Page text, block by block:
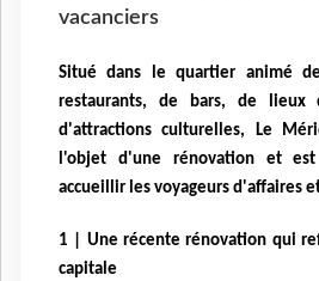
vacanciers
Situé dans le quartier animé
restaurants, de bars, de
d'attractions culturelles, Le
l'objet d'une rénovation et
accueillir les voyageurs d'affaires
1 | Une récente rénovation qui
capitale